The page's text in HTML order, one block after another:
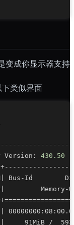
变成你显示器支持
类似界面
Version:
430.50
Bus-Id
Memory-
+=================
91MiB /